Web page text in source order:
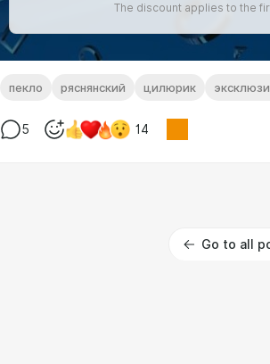
The discount applies to the
пекло ряснянский цилюрик
5 14
Go to all